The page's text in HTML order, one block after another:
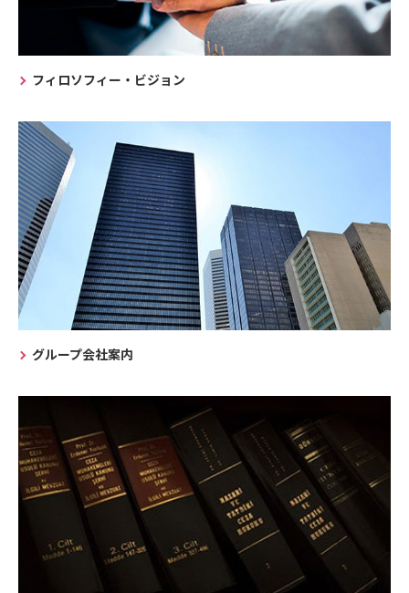
フィロソフィー・ビジョン
グループ会社案内